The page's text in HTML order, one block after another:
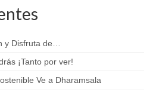
y Disfruta de…
¡Tanto por ver!
Ve a Dharamsala